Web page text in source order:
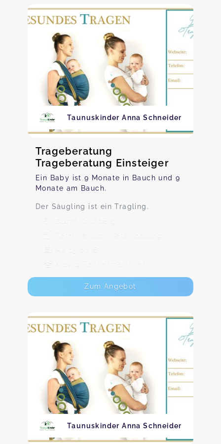
Taunuskinder Anna Schneider
Trageberatung
Trageberatung Einsteiger
Ein Baby ist 9 Monate in Bauch und 9
Monate am Bauch.
Der Säugling ist ein Tragling.
61476 Kronberg
Termine nach Vereinbarung
Ab 15,00 €
Max. 2 TeilnehmerInnen
Zum Angebot
Taunuskinder Anna Schneider